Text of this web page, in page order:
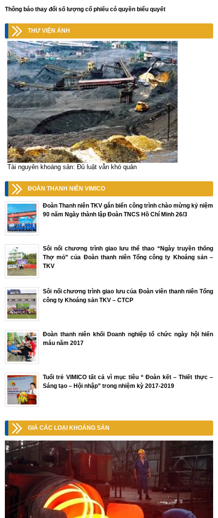
Thông báo thay đổi số lượng cổ phiếu có quyền biểu quyết
THƯ VIỆN ẢNH
Tài nguyên khoáng sản: Đủ luật vẫn khó quản
ĐOÀN THANH NIÊN VIMICO
Đoàn Thanh niên TKV gắn biển công trình chào mừng kỷ niệm
90 năm Ngày thành lập Đoàn TNCS Hồ Chí Minh 26/3
Sôi nổi chương trình giao lưu thể thao “Ngày truyền thống
Thợ mỏ” của Đoàn thanh niên Tổng công ty Khoáng sản –
TKV
Sôi nổi chương trình giao lưu của Đoàn viên thanh niên Tổng
công ty Khoáng sản TKV – CTCP
Đoàn thanh niên khối Doanh nghiệp tổ chức ngày hội hiến
máu năm 2017
Tuổi trẻ VIMICO tất cả vì mục tiêu “ Đoàn kết – Thiết thực –
Sáng tạo – Hội nhập” trong nhiệm kỳ 2017-2019
GIÁ CÁC LOẠI KHOÁNG SẢN